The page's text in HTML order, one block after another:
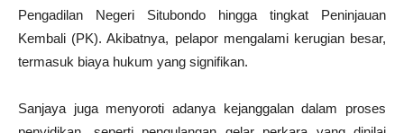
Pengadilan Negeri Situbondo hingga tingkat Peninjauan
Kembali (PK). Akibatnya, pelapor mengalami kerugian besar,
termasuk biaya hukum yang signifikan.
Sanjaya juga menyoroti adanya kejanggalan dalam proses